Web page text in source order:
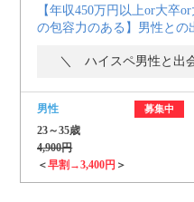
【年収450万円以上or大卒
の包容力のある】男性との
＼ ハイスペ男性と出
男性 募集中
23～35歳
4,900円
＜早割→3,400円 ＞